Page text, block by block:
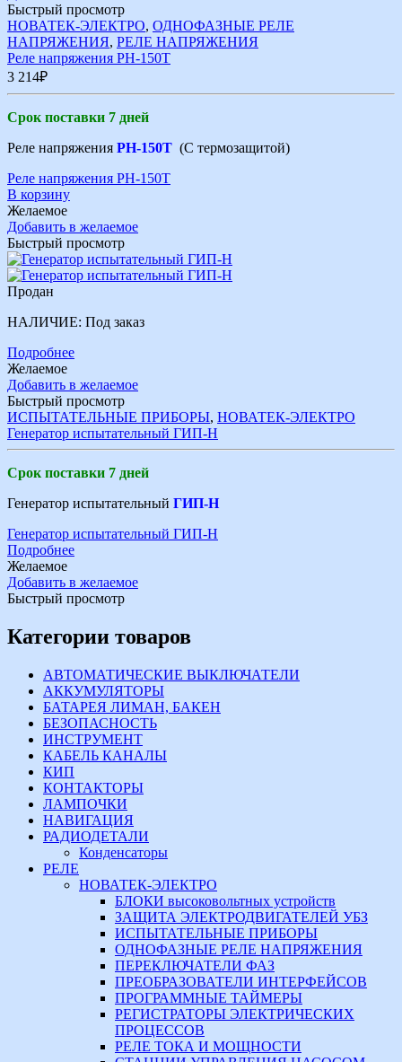
Быстрый просмотр
НОВАТЕК-ЭЛЕКТРО, ОДНОФАЗНЫЕ РЕЛЕ
НАПРЯЖЕНИЯ, РЕЛЕ НАПРЯЖЕНИЯ
Реле напряжения РН-150Т
3 214₽
Срок поставки 7 дней
Реле напряжения РН-150Т (С термозащитой)
Реле напряжения РН-150Т
В корзину
Желаемое
Добавить в желаемое
Быстрый просмотр
Продан
НАЛИЧИЕ: Под заказ
Подробнее
Желаемое
Добавить в желаемое
Быстрый просмотр
ИСПЫТАТЕЛЬНЫЕ ПРИБОРЫ, НОВАТЕК-ЭЛЕКТРО
Генератор испытательный ГИП-Н
Срок поставки 7 дней
Генератор испытательный ГИП-Н
Генератор испытательный ГИП-Н
Подробнее
Желаемое
Добавить в желаемое
Быстрый просмотр
Категории товаров
АВТОМАТИЧЕСКИЕ ВЫКЛЮЧАТЕЛИ
АККУМУЛЯТОРЫ
БАТАРЕЯ ЛИМАН, БАКЕН
БЕЗОПАСНОСТЬ
ИНСТРУМЕНТ
КАБЕЛЬ КАНАЛЫ
КИП
КОНТАКТОРЫ
ЛАМПОЧКИ
НАВИГАЦИЯ
РАДИОДЕТАЛИ
Конденсаторы
РЕЛЕ
НОВАТЕК-ЭЛЕКТРО
БЛОКИ высоковольтных устройств
ЗАЩИТА ЭЛЕКТРОДВИГАТЕЛЕЙ УБЗ
ИСПЫТАТЕЛЬНЫЕ ПРИБОРЫ
ОДНОФАЗНЫЕ РЕЛЕ НАПРЯЖЕНИЯ
ПЕРЕКЛЮЧАТЕЛИ ФАЗ
ПРЕОБРАЗОВАТЕЛИ ИНТЕРФЕЙСОВ
ПРОГРАММНЫЕ ТАЙМЕРЫ
РЕГИСТРАТОРЫ ЭЛЕКТРИЧЕСКИХ
ПРОЦЕССОВ
РЕЛЕ ТОКА И МОЩНОСТИ